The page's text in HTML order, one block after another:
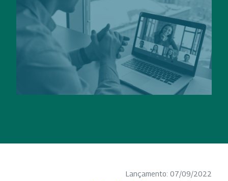
Lançamento: 07/09/2022